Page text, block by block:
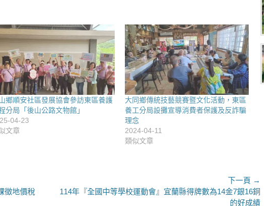
鄉順安社區發展協會參訪東區養護
分局「後山公路文物館」
04-23
文章
大同鄉傳統技藝競賽暨文化活動，東區
養工分局設攤宣導消費者保護及反詐騙
理念
2024-04-11
類似文章
徵地價稅
下一頁 →
下114年『全國中等學校運動會』宜蘭縣得牌數為14金7銀16銅
的好成績